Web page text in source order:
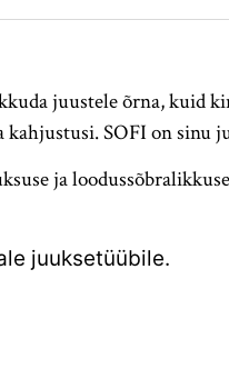
juustele õrna, kuid
SOFI on sinu
ja
juuksetüübile.